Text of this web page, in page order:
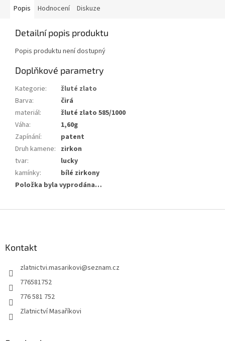
Popis Hodnocení Diskuze
Detailní popis produktu
Popis produktu není dostupný
Doplňkové parametry
Kategorie:
žluté zlato
Barva:
čirá
materiál:
žluté zlato 585/1000
Váha:
1,60g
Zapínání:
patent
Druh kamene: zirkon
tvar:
lucky
kamínky:
bílé zirkony
Položka byla vyprodána…
Kontakt
zlatnictvi.masarikovi@seznam.cz
776581752
776 581 752
Zlatnictví Masaříkovi